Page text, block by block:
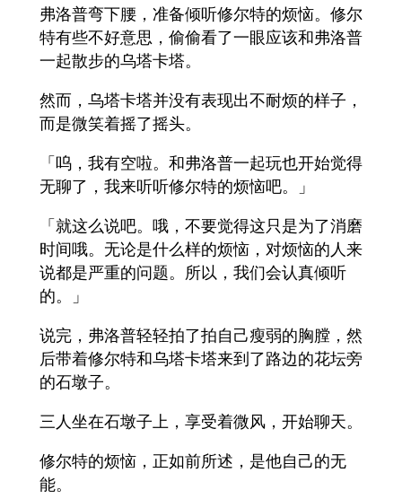
弗洛普弯下腰，准备倾听修尔特的烦恼。修尔
特有些不好意思，偷偷看了一眼应该和弗洛普
一起散步的乌塔卡塔。
然而，乌塔卡塔并没有表现出不耐烦的样子，
而是微笑着摇了摇头。
「呜，我有空啦。和弗洛普一起玩也开始觉得
无聊了，我来听听修尔特的烦恼吧。」
「就这么说吧。哦，不要觉得这只是为了消磨
时间哦。无论是什么样的烦恼，对烦恼的人来
说都是严重的问题。所以，我们会认真倾听
的。」
说完，弗洛普轻轻拍了拍自己瘦弱的胸膛，然
后带着修尔特和乌塔卡塔来到了路边的花坛旁
的石墩子。
三人坐在石墩子上，享受着微风，开始聊天。
修尔特的烦恼，正如前所述，是他自己的无
能。